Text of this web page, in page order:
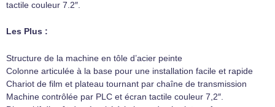
tactile couleur 7.2″.
Les Plus :
Structure de la machine en tôle d’acier peinte
Colonne articulée à la base pour une installation facile et rapide
Chariot de film et plateau tournant par chaîne de transmission
Machine contrôlée par PLC et écran tactile couleur 7,2″.